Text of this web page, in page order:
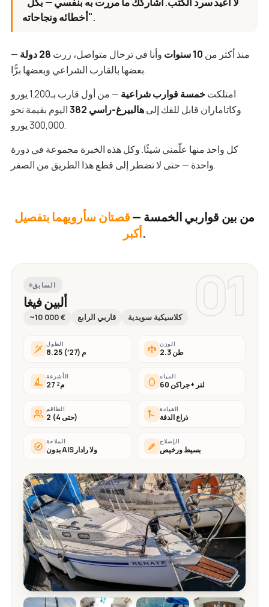
أخطائه ونجاحاته".
منذ أكثر من 10 سنوات وأنا في ترحال متواصل، زرت 28 دولة
—
بعضها بالقارب الشراعي وبعضها برًّا.
امتلكتخمسة قوارب شراعية
— من أول قارب بـ1,200 يورو
وكاتاماران قابل للفك إلىهالبيرغ-راسي 382
اليوم بقيمة نحو
300,000 يورو.
كل واحد منها علّمني شيئًا. وكل هذه الخبرة مجموعة في دورة
واحدة — حتى لا تضطر إلى قطع هذا الطريق من الصفر.
من بين قواربي الخمسة —قصتان سأرويهما بتفصيل
أكبر.
01 السابق
ألبين فيغا
~10 000 € قاربي الرابع كلاسيكية سويدية
الطول
8.25 م (27′)
الوزن
2.3 طن
الأشرعة
27 م²
المياه
60 لتر + جراكن
الطاقم
2 (حتى 4)
القيادة
ذراع الدفة
الملاحة
بدون AIS ولا رادار
الإصلاح
بسيط ورخيص